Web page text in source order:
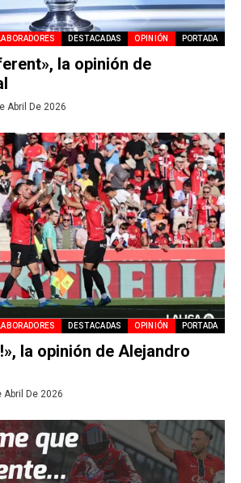
DESTACADAS OPINIÓN PORTADA
la opinión de
Abril De 2026
DESTACADAS OPINIÓN PORTADA
la opinión de Alejandro
Abril De 2026